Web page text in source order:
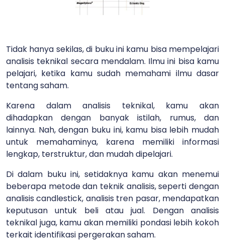
Tidak hanya sekilas, di buku ini kamu bisa mempelajari
analisis teknikal secara mendalam. Ilmu ini bisa kamu
pelajari, ketika kamu sudah memahami ilmu dasar
tentang saham.
Karena dalam analisis teknikal, kamu akan
dihadapkan dengan banyak istilah, rumus, dan
lainnya. Nah, dengan buku ini, kamu bisa lebih mudah
untuk memahaminya, karena memiliki informasi
lengkap, terstruktur, dan mudah dipelajari.
Di dalam buku ini, setidaknya kamu akan menemui
beberapa metode dan teknik analisis, seperti dengan
analisis candlestick, analisis tren pasar, mendapatkan
keputusan untuk beli atau jual. Dengan analisis
teknikal juga, kamu akan memiliki pondasi lebih kokoh
terkait identifikasi pergerakan saham.